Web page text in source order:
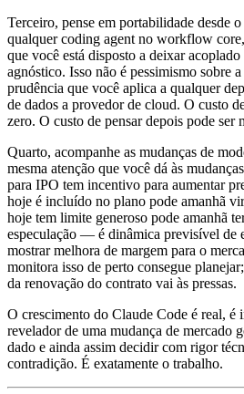
Terceiro, pense em portabilidade desde
qualquer coding agent no workflow
que você está disposto a deixar
agnóstico. Isso não é pessimismo sobre
prudência que você aplica a qualquer
de dados a provedor de cloud. O custo
zero. O custo de pensar depois pode ser
Quarto, acompanhe as mudanças de
mesma atenção que você dá às
para IPO tem incentivo para aumentar
hoje é incluído no plano pode amanhã
hoje tem limite generoso pode amanhã
especulação — é dinâmica previsível de
mostrar melhora de margem para o
monitora isso de perto consegue
da renovação do contrato vai às pressas.
O crescimento do Claude Code é real, é
revelador de uma mudança de mercado
dado e ainda assim decidir com rigor
contradição. É exatamente o trabalho.